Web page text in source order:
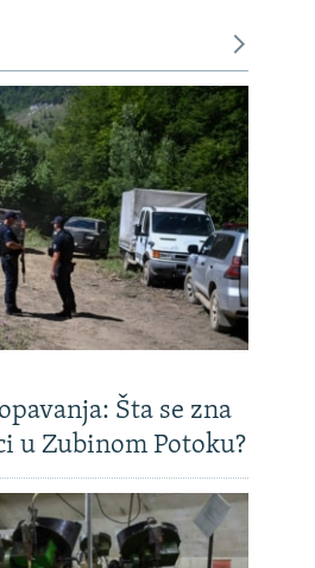
Šta se zna
u Zubinom Potoku?